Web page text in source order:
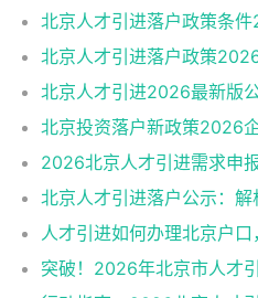
北京人才引进落户政策条
北京人才引进落户公示：
人才引进如何办理北京户口